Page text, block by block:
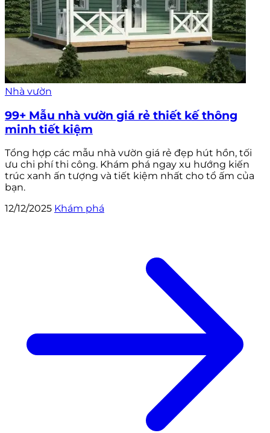
Nhà vườn
99+ Mẫu nhà vườn giá rẻ thiết kế thông
minh tiết kiệm
Tổng hợp các mẫu nhà vườn giá rẻ đẹp hút hồn, tối
ưu chi phí thi công. Khám phá ngay xu hướng kiến
trúc xanh ấn tượng và tiết kiệm nhất cho tổ ấm của
bạn.
12/12/2025 Khám phá